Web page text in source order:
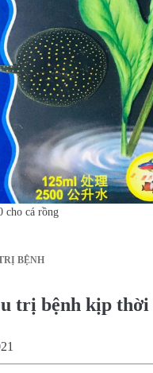
cho cá rồng
BỆNH
trị bệnh kịp thời